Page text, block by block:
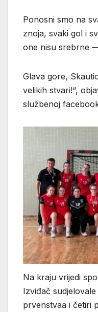
Ponosni smo na
znoja, svaki gol i
one nisu srebrne
Glava gore,
velikih stvari!“,
službenoj
Na kraju vrijedi
Izviđač
prvenstvaa i četiri